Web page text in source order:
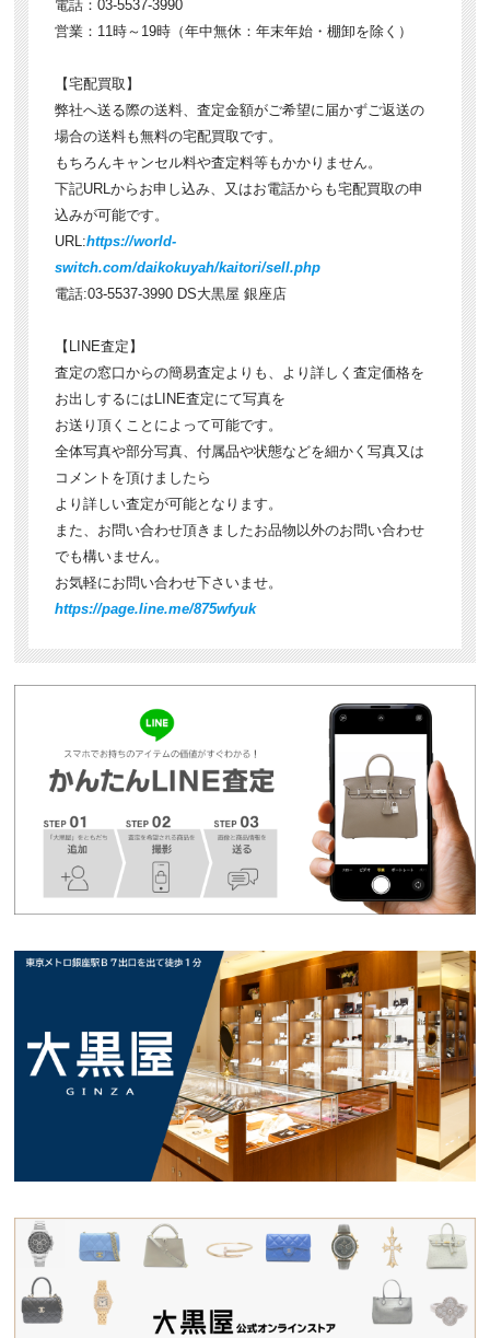
電話：03-5537-3990
営業：11時～19時（年中無休：年末年始・棚卸を除く）
【宅配買取】
弊社へ送る際の送料、査定金額がご希望に届かずご返送の
場合の送料も無料の宅配買取です。
もちろんキャンセル料や査定料等もかかりません。
下記URLからお申し込み、又はお電話からも宅配買取の申
込みが可能です。
URL:https://world-
switch.com/daikokuyah/kaitori/sell.php
電話:03-5537-3990 DS大黒屋 銀座店
【LINE査定】
査定の窓口からの簡易査定よりも、より詳しく査定価格を
お出しするにはLINE査定にて写真を
お送り頂くことによって可能です。
全体写真や部分写真、付属品や状態などを細かく写真又は
コメントを頂けましたら
より詳しい査定が可能となります。
また、お問い合わせ頂きましたお品物以外のお問い合わせ
でも構いません。
お気軽にお問い合わせ下さいませ。
https://page.line.me/875wfyuk